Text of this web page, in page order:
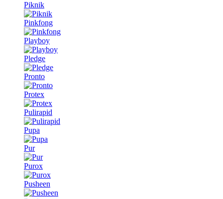
Piknik
Pinkfong
Playboy
Pledge
Pronto
Protex
Pulirapid
Pupa
Pur
Purox
Pusheen